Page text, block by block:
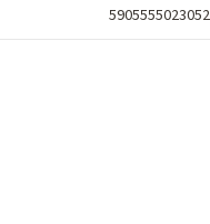
5905555023052